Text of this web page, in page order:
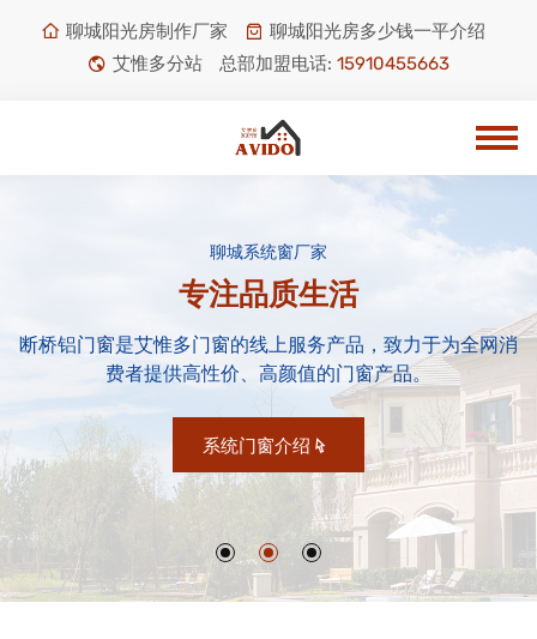
聊城阳光房制作厂家
聊城阳光房多少钱一平介绍
艾惟多分站
总部加盟电话: 15910455663
聊城系统窗厂家
专注品质生活
断桥铝门窗是艾惟多门窗的线上服务产品，致力于为全网消
费者提供高性价、高颜值的门窗产品。
系统门窗介绍